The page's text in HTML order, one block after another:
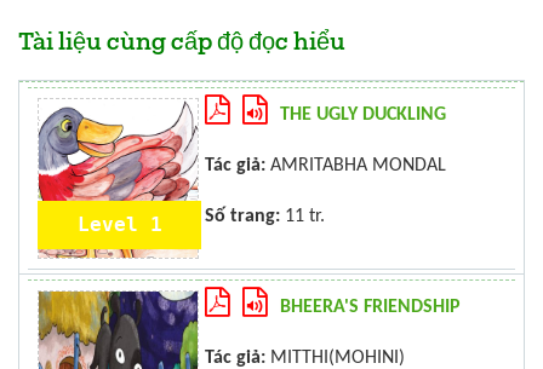
Tài liệu cùng cấp độ đọc hiểu
Level 1
THE UGLY DUCKLING
Tác giả: AMRITABHA MONDAL
Số trang: 11 tr.
BHEERA'S FRIENDSHIP
Tác giả: MITTHI(MOHINI)